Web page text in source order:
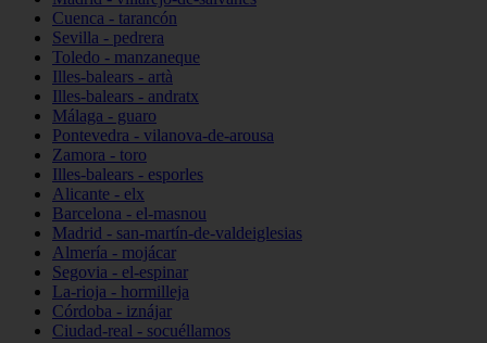
Cuenca - tarancón
Sevilla - pedrera
Toledo - manzaneque
Illes-balears - artà
Illes-balears - andratx
Málaga - guaro
Pontevedra - vilanova-de-arousa
Zamora - toro
Illes-balears - esporles
Alicante - elx
Barcelona - el-masnou
Madrid - san-martín-de-valdeiglesias
Almería - mojácar
Segovia - el-espinar
La-rioja - hormilleja
Córdoba - iznájar
Ciudad-real - socuéllamos